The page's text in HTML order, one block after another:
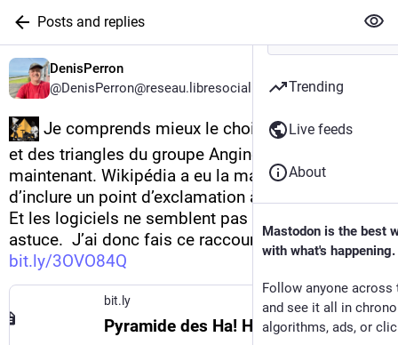
Posts and replies
DenisPerron
@DenisPerron@reseau.libresocial.quebec
Je comprends mieux le choix des pyramides
et des triangles du groupe Angine de Poitrine,
maintenant. Wikipédia a eu la mauvaise idée
d’inclure un point d’exclamation à la fin de l’URL.
Et les logiciels ne semblent pas comprendre cette
astuce.  J’ai donc fais ce raccourci :
bit.ly/3OVO84Q
bit.ly
Pyramide des Ha! Ha! — Wikipédia
Trending
Live feeds
About
Mastodon is the best
with what's happening.
Follow anyone across
and see it all in
algorithms, ads, or